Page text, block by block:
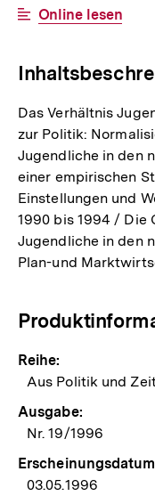
Interner
Online lesen
Das Verhältnis
zur Politik:
Jugendliche in den
einer empirischen
Einstellungen und
1990 bis 1994 / Die
Jugendliche in den
Plan-und
Reihe:
Aus Politik und
Ausgabe:
Nr. 19/1996
03.05.1996